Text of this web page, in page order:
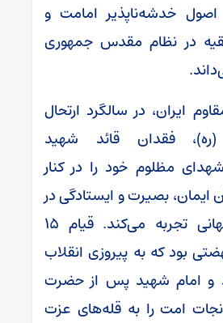
اصول خدشه‌ناپذیر امامت و
در نظام مقدس جمهوری
ایران، در سالگرد ارتحال
فقدان قائد شهید
مظلوم خود را در کنار
ایمان، بصیرت و ایستادگی در
برابر استکبار جهانی تجربه می‌کند. قیام ۱۵
بود که به پیروزی انقلاب
و امام شهید پس از حضرت
امت را به قله‌های عزت